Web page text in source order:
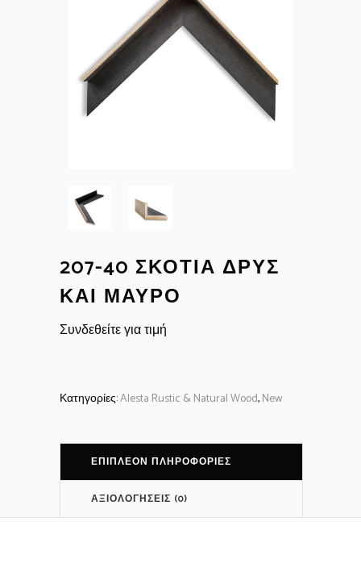
207-40 ΣΚΟΤΊΑ ΔΡΥΣ
ΚΑΙ ΜΑΎΡΟ
Συνδεθείτε για τιμή
Κατηγορίες:Alesta Rustic & Natural Wood,New
ΕΠΙΠΛΈΟΝ ΠΛΗΡΟΦΟΡΊΕΣ
ΑΞΙΟΛΟΓΉΣΕΙΣ (0)